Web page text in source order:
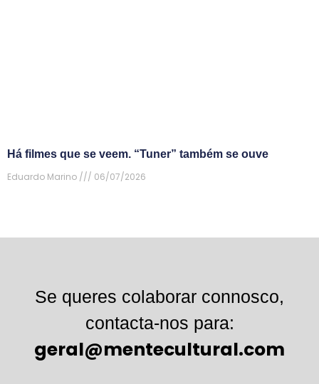
Há filmes que se veem. “Tuner” também se ouve
Eduardo Marino
06/07/2026
Se queres colaborar connosco,
contacta-nos para:
geral@mentecultural.com